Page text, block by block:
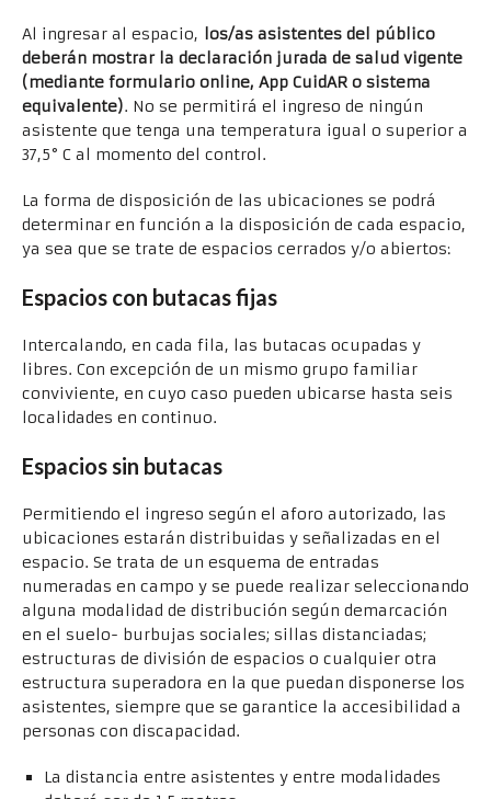
Al ingresar al espacio,
los/as asistentes del público
deberán mostrar la declaración jurada de salud vigente
(mediante formulario online, App CuidAR o sistema
equivalente). No se permitirá el ingreso de ningún
asistente que tenga una temperatura igual o superior a
37,5° C al momento del control.
La forma de disposición de las ubicaciones se podrá
determinar en función a la disposición de cada espacio,
ya sea que se trate de espacios cerrados y/o abiertos:
Espacios con butacas fijas
Intercalando, en cada fila, las butacas ocupadas y
libres. Con excepción de un mismo grupo familiar
conviviente, en cuyo caso pueden ubicarse hasta seis
localidades en continuo.
Espacios sin butacas
Permitiendo el ingreso según el aforo autorizado, las
ubicaciones estarán distribuidas y señalizadas en el
espacio. Se trata de un esquema de entradas
numeradas en campo y se puede realizar seleccionando
alguna modalidad de distribución según demarcación
en el suelo- burbujas sociales; sillas distanciadas;
estructuras de división de espacios o cualquier otra
estructura superadora en la que puedan disponerse los
asistentes, siempre que se garantice la accesibilidad a
personas con discapacidad.
La distancia entre asistentes y entre modalidades